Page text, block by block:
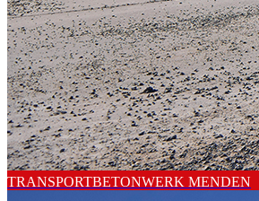
TRANSPORTBETONWERK MENDEN